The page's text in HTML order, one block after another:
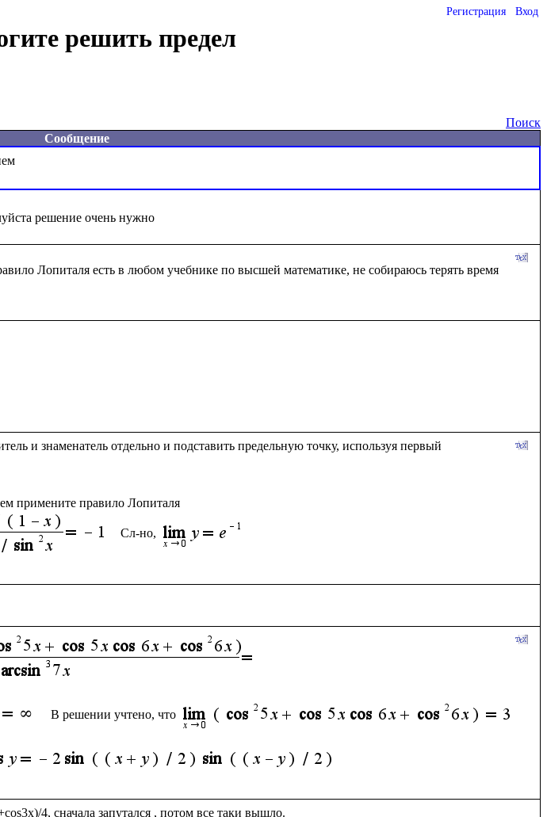
Регистрация Вход
решить предел
Поиск
Сообщение
и знаменатель отдельно и подставить предельную точку, используя первый
примените правило Лопиталя
Сл-но,
В решении учтено, что